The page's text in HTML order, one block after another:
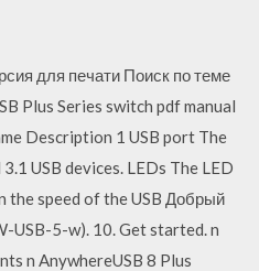
для печати Поиск по теме
Plus Series switch pdf manual
Description 1 USB port The
USB devices. LEDs The LED
the speed of the USB Добрый
USB-5-w). 10. Get started. n
n AnywhereUSB 8 Plus